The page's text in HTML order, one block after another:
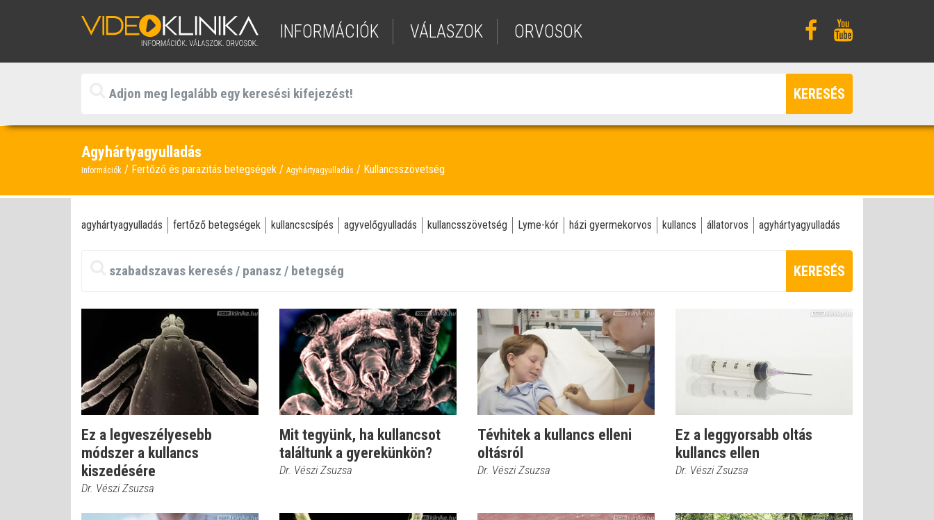
INFORMÁCIÓK VÁLASZOK ORVOSOK
KERESÉS
Agyhártyagyulladás
Információk Fertőző és parazitás betegségek Agyhártyagyulladás Kullancsszövetség
agyhártyagyulladás fertőző betegségek kullancscsípés agyvelőgyulladás kullancsszövetség Lyme-kór házi gyermekorvos kullancs állatorvos agyhártyagyulladás
KERESÉS
Ez a legveszélyesebb
módszer a kullancs
kiszedésére
Dr. Vészi Zsuzsa
Mit tegyünk, ha kullancsot
találtunk a gyerekünkön?
Dr. Vészi Zsuzsa
Tévhitek a kullancs elleni
oltásról
Dr. Vészi Zsuzsa
Ez a leggyorsabb oltás
kullancs ellen
Dr. Vészi Zsuzsa